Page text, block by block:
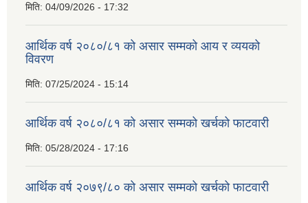
मिति: 04/09/2026 - 17:32
आर्थिक वर्ष २०८०/८१ को असार सम्मको आय र व्ययको
विवरण
मिति: 07/25/2024 - 15:14
आर्थिक वर्ष २०८०/८१ को असार सम्मको खर्चको फाटवारी
मिति: 05/28/2024 - 17:16
आर्थिक वर्ष २०७९/८० को असार सम्मको खर्चको फाटवारी